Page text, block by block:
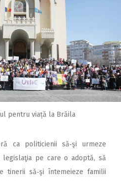
pentru viață la Brăila
ca politicienii să‑şi urmeze
pe care o adoptă, să
tinerii să‑şi întemeieze familii